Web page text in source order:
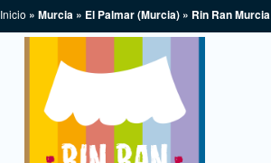
Inicio » Murcia » El Palmar (Murcia) » Rin Ran Murcia